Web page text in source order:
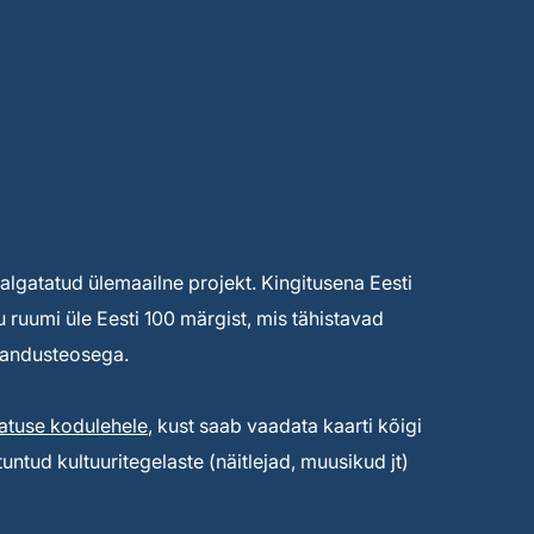
ülemaailne projekt. Kingitusena Eesti
üle Eesti 100 märgist, mis tähistavad
kodulehele, kust saab vaadata kaarti kõigi
kultuuritegelaste (näitlejad, muusikud jt)